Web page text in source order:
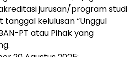
jurusan/program studi
tanggal kelulusan “Unggul
PT atau Pihak yang